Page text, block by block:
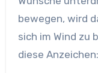
bewegen, wird
sich im Wind zu
diese Anzeichen: